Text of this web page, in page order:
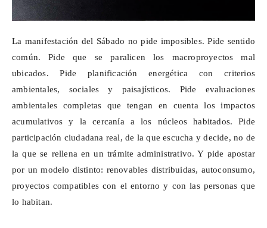
La manifestación del Sábado no pide imposibles. Pide sentido
común. Pide que se paralicen los macroproyectos mal
ubicados. Pide planificación energética con criterios
ambientales, sociales y paisajísticos. Pide evaluaciones
ambientales completas que tengan en cuenta los impactos
acumulativos y la cercanía a los núcleos habitados. Pide
participación ciudadana real, de la que escucha y decide, no de
la que se rellena en un trámite administrativo. Y pide apostar
por un modelo distinto: renovables distribuidas, autoconsumo,
proyectos compatibles con el entorno y con las personas que
lo habitan.